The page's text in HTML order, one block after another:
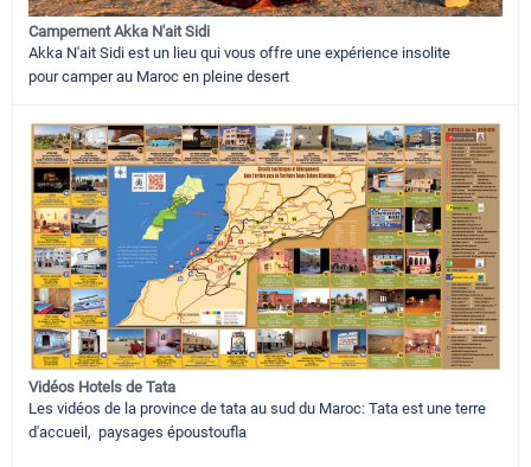
Campement Akka N'ait Sidi
Akka N'ait Sidi est un lieu qui vous offre une expérience insolite
pour camper au Maroc en pleine desert
Vidéos Hotels de Tata
Les vidéos de la province de tata au sud du Maroc: Tata est une terre
d'accueil, paysages époustoufla